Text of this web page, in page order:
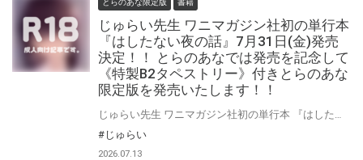
とらのあな限定版 書籍
じゅらい先生 ワニマガジン社初の単行本
『はしたない夜の話』7月31日(金)発売
決定！！ とらのあなでは発売を記念して
《特製B2タペストリー》付きとらのあな
限定版を発売いたします！！
#じゅらい
2026.07.13